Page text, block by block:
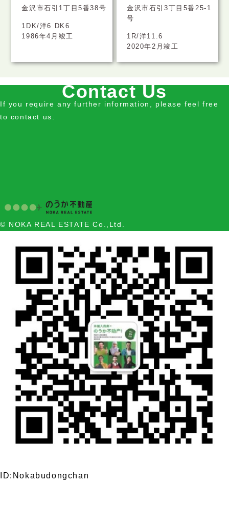
金沢市石引1丁目5番38号
1DK/洋6 DK6
1986年4月竣工
金沢市石引3丁目5番25-1
号
1R/洋11.6
2020年2月竣工
Contact Us
If you require any further information, please feel free
to contact us.
© NOKA REAL ESTATE Co.,Ltd.
ID:Nokabudongchan